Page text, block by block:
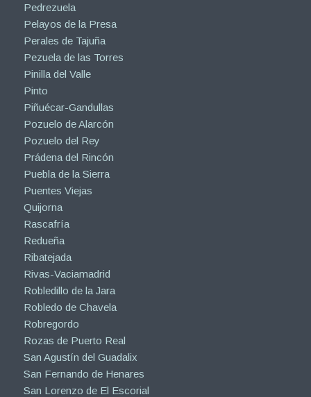
Pedrezuela
Pelayos de la Presa
Perales de Tajuña
Pezuela de las Torres
Pinilla del Valle
Pinto
Piñuécar-Gandullas
Pozuelo de Alarcón
Pozuelo del Rey
Prádena del Rincón
Puebla de la Sierra
Puentes Viejas
Quijorna
Rascafría
Redueña
Ribatejada
Rivas-Vaciamadrid
Robledillo de la Jara
Robledo de Chavela
Robregordo
Rozas de Puerto Real
San Agustín del Guadalix
San Fernando de Henares
San Lorenzo de El Escorial